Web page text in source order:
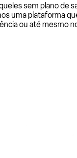
sem plano de
uma plataforma
ou até mesmo